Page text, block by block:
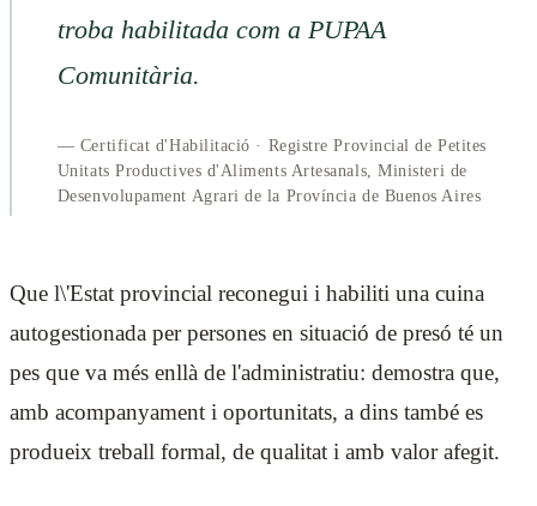
troba habilitada com a PUPAA
Comunitària.
— Certificat d'Habilitació · Registre Provincial de Petites
Unitats Productives d'Aliments Artesanals, Ministeri de
Desenvolupament Agrari de la Província de Buenos Aires
Que l\'Estat provincial reconegui i habiliti una cuina
autogestionada per persones en situació de presó té un
pes que va més enllà de l'administratiu: demostra que,
amb acompanyament i oportunitats, a dins també es
produeix treball formal, de qualitat i amb valor afegit.